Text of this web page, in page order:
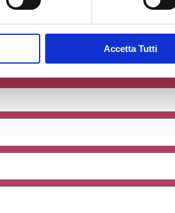
Accetta Tutti